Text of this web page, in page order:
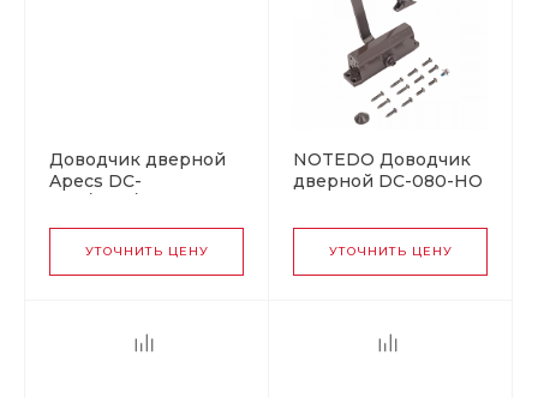
Доводчик дверной
Apecs DC-
BC-A4-SL
УТОЧНИТЬ ЦЕНУ
NOTEDO Доводчик
дверной DC-080-НО
BROWN 60-120 кг
коричневый (10)
УТОЧНИТЬ ЦЕНУ